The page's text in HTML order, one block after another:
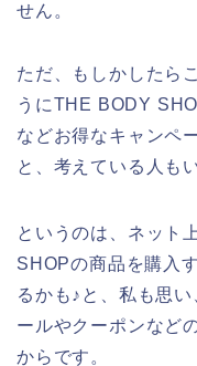
せん。
ただ、もしかしたら
うにTHE BODY
などお得なキャンペ
と、考えている人も
というのは、ネット
SHOPの商品を購入
るかも♪と、私も思
ールやクーポンなど
からです。